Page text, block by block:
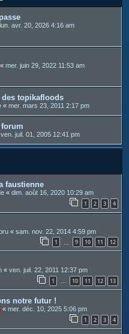
lun. avr. 20, 2026 4:16 am
« mer. juin 29, 2022 11:53 am
topikafloods
« mer. mars 23, 2011 2:17 pm
ven. juil. 01, 2005 12:41 pm
faustienne
« dim. août 16, 2020 10:29 am
1 2 3 4
« sam. nov. 22, 2014 4:59 pm
1 9 10 11 12
« ven. juil. 22, 2011 12:37 pm
1 … 10 11 12 13
notre futur !
« mer. déc. 10, 2025 5:06 pm
1 2 3 4